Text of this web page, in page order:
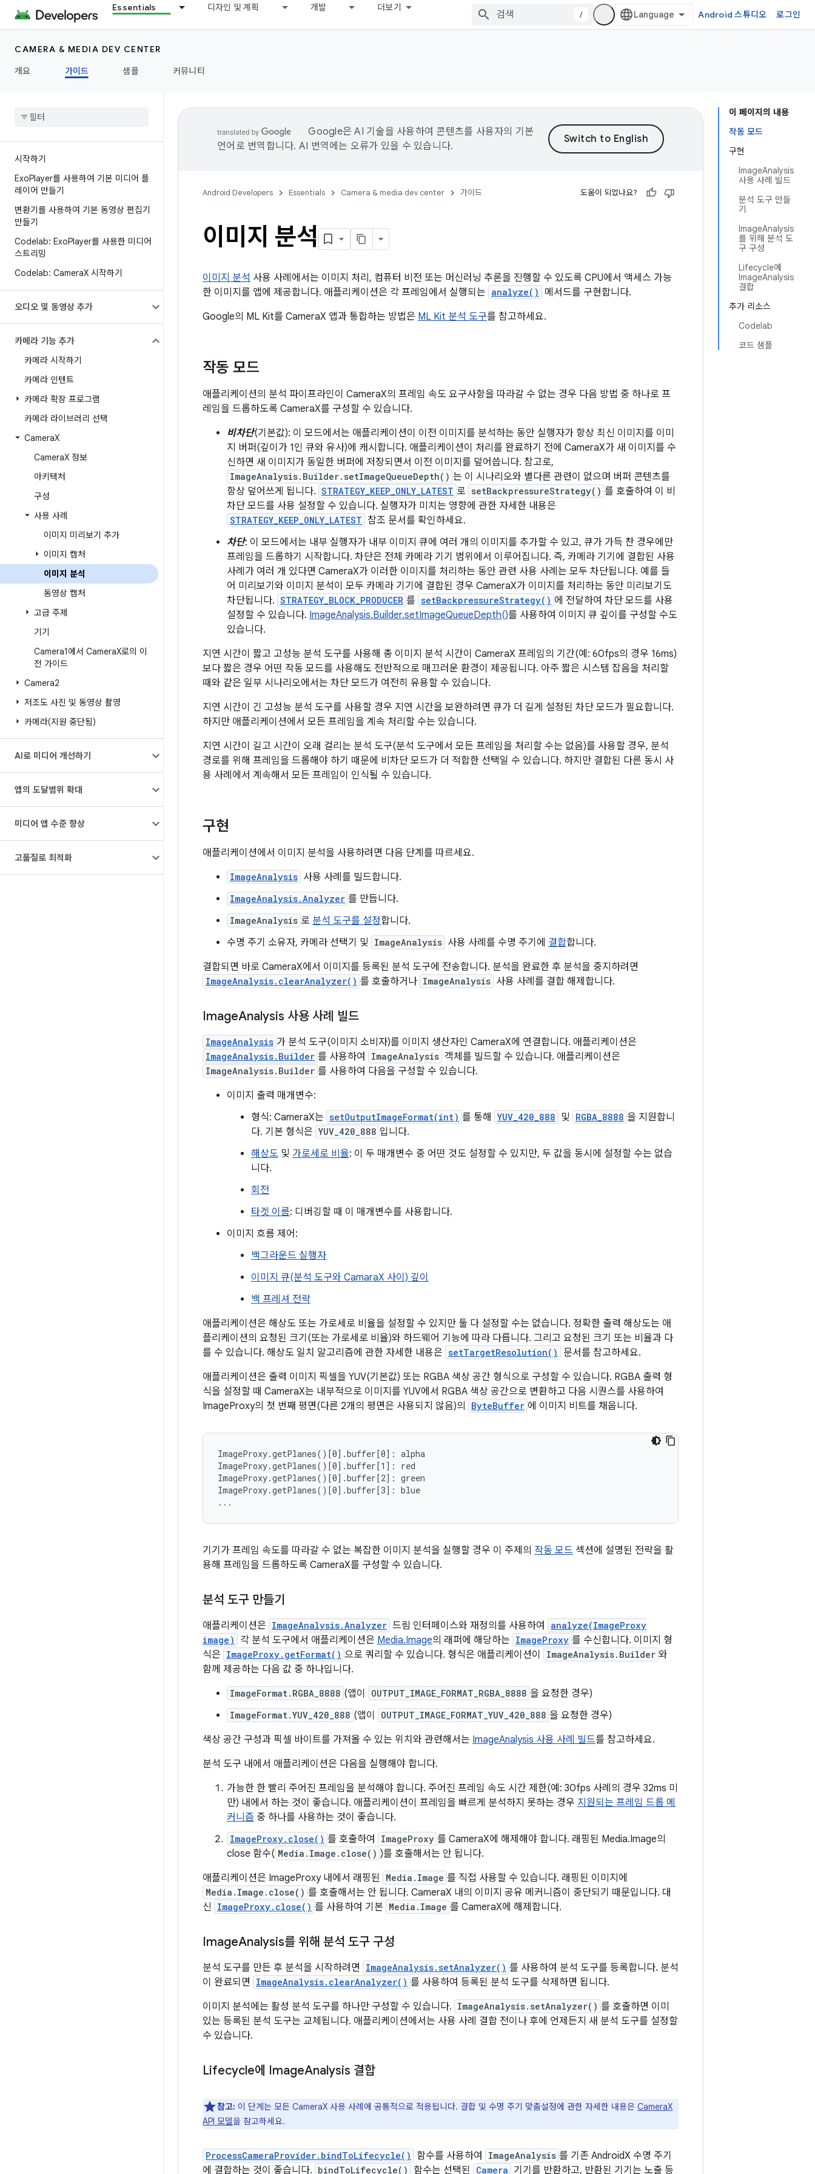
Essentials 디자인 및 계획 개발 더보기
/ Android 스튜디오 로그인
CAMERA & MEDIA DEV CENTER
개요
가이드 샘플 커뮤니티
시작하기
ExoPlayer를 사용하여 기본 미디어 플
레이어 만들기
변환기를 사용하여 기본 동영상 편집기
만들기
Codelab: ExoPlayer를 사용한 미디어
스트리밍
Codelab: CameraX 시작하기
오디오 및 동영상 추가
카메라 기능 추가
카메라 시작하기
카메라 인텐트
카메라 확장 프로그램
카메라 라이브러리 선택
CameraX
CameraX 정보
아키텍처
구성
사용 사례
이미지 미리보기 추가
이미지 캡처
이미지 분석
동영상 캡처
고급 주제
기기
Camera1에서 CameraX로의 이
전 가이드
Camera2
저조도 사진 및 동영상 촬영
카메라(지원 중단됨)
AI로 미디어 개선하기
앱의 도달범위 확대
미디어 앱 수준 향상
고품질로 최적화
이 페이지의 내용
작동 모드
구현
ImageAnalysis
사용 사례 빌드
분석 도구 만들
기
ImageAnalysis
를 위해 분석 도
구 구성
Lifecycle에
ImageAnalysis
결합
추가 리소스
Codelab
코드 샘플
Google은 AI 기술을 사용하여 콘텐츠를 사용자의 기본
언어로 번역합니다. AI 번역에는 오류가 있을 수 있습니다.
Android Developers Essentials Camera & media dev center 가이드 도움이 되었나요?
이미지 분석
이미지 분석 사용 사례에서는 이미지 처리, 컴퓨터 비전 또는 머신러닝 추론을 진행할 수 있도록 CPU에서 액세스 가능
한 이미지를 앱에 제공합니다. 애플리케이션은 각 프레임에서 실행되는 analyze()
메서드를 구현합니다.
Google의 ML Kit를 CameraX 앱과 통합하는 방법은 ML Kit 분석 도구를 참고하세요.
작동 모드
애플리케이션의 분석 파이프라인이 CameraX의 프레임 속도 요구사항을 따라갈 수 없는 경우 다음 방법 중 하나로 프
레임을 드롭하도록 CameraX를 구성할 수 있습니다.
비차단(기본값): 이 모드에서는 애플리케이션이 이전 이미지를 분석하는 동안 실행자가 항상 최신 이미지를 이미
지 버퍼(깊이가 1인 큐와 유사)에 캐시합니다. 애플리케이션이 처리를 완료하기 전에 CameraX가 새 이미지를 수
신하면 새 이미지가 동일한 버퍼에 저장되면서 이전 이미지를 덮어씁니다. 참고로,
ImageAnalysis.Builder.setImageQueueDepth() 는 이 시나리오와 별다른 관련이 없으며 버퍼 콘텐츠를
항상 덮어쓰게 됩니다. STRATEGY_KEEP_ONLY_LATEST 로 setBackpressureStrategy() 를 호출하여 이 비
차단 모드를 사용 설정할 수 있습니다. 실행자가 미치는 영향에 관한 자세한 내용은
STRATEGY_KEEP_ONLY_LATEST 참조 문서를 확인하세요.
차단: 이 모드에서는 내부 실행자가 내부 이미지 큐에 여러 개의 이미지를 추가할 수 있고, 큐가 가득 찬 경우에만
프레임을 드롭하기 시작합니다. 차단은 전체 카메라 기기 범위에서 이루어집니다. 즉, 카메라 기기에 결합된 사용
사례가 여러 개 있다면 CameraX가 이러한 이미지를 처리하는 동안 관련 사용 사례는 모두 차단됩니다. 예를 들
어 미리보기와 이미지 분석이 모두 카메라 기기에 결합된 경우 CameraX가 이미지를 처리하는 동안 미리보기도
차단됩니다. STRATEGY_BLOCK_PRODUCER 를 setBackpressureStrategy() 에 전달하여 차단 모드를 사용
설정할 수 있습니다. ImageAnalysis.Builder.setImageQueueDepth()를 사용하여 이미지 큐 깊이를 구성할 수도
있습니다.
지연 시간이 짧고 고성능 분석 도구를 사용해 총 이미지 분석 시간이 CameraX 프레임의 기간(예: 60fps의 경우 16ms)
보다 짧은 경우 어떤 작동 모드를 사용해도 전반적으로 매끄러운 환경이 제공됩니다. 아주 짧은 시스템 잡음을 처리할
때와 같은 일부 시나리오에서는 차단 모드가 여전히 유용할 수 있습니다.
지연 시간이 긴 고성능 분석 도구를 사용할 경우 지연 시간을 보완하려면 큐가 더 길게 설정된 차단 모드가 필요합니다.
하지만 애플리케이션에서 모든 프레임을 계속 처리할 수는 있습니다.
지연 시간이 길고 시간이 오래 걸리는 분석 도구(분석 도구에서 모든 프레임을 처리할 수는 없음)를 사용할 경우, 분석
경로를 위해 프레임을 드롭해야 하기 때문에 비차단 모드가 더 적합한 선택일 수 있습니다. 하지만 결합된 다른 동시 사
용 사례에서 계속해서 모든 프레임이 인식될 수 있습니다.
구현
애플리케이션에서 이미지 분석을 사용하려면 다음 단계를 따르세요.
ImageAnalysis 사용 사례를 빌드합니다.
ImageAnalysis.Analyzer 를 만듭니다.
ImageAnalysis 로 분석 도구를 설정합니다.
수명 주기 소유자, 카메라 선택기 및 ImageAnalysis 사용 사례를 수명 주기에 결합합니다.
결합되면 바로 CameraX에서 이미지를 등록된 분석 도구에 전송합니다. 분석을 완료한 후 분석을 중지하려면
ImageAnalysis.clearAnalyzer() 를 호출하거나 ImageAnalysis 사용 사례를 결합 해제합니다.
ImageAnalysis 사용 사례 빌드
ImageAnalysis 가 분석 도구(이미지 소비자)를 이미지 생산자인 CameraX에 연결합니다. 애플리케이션은
ImageAnalysis.Builder 를 사용하여 ImageAnalysis 객체를 빌드할 수 있습니다. 애플리케이션은
ImageAnalysis.Builder 를 사용하여 다음을 구성할 수 있습니다.
이미지 출력 매개변수:
형식: CameraX는 setOutputImageFormat(int) 를 통해 YUV_420_888 및 RGBA_8888 을 지원합니
다. 기본 형식은 YUV_420_888 입니다.
해상도 및 가로세로 비율: 이 두 매개변수 중 어떤 것도 설정할 수 있지만, 두 값을 동시에 설정할 수는 없습
니다.
회전
타겟 이름: 디버깅할 때 이 매개변수를 사용합니다.
이미지 흐름 제어:
백그라운드 실행자
이미지 큐(분석 도구와 CamaraX 사이) 깊이
백 프레셔 전략
애플리케이션은 해상도 또는 가로세로 비율을 설정할 수 있지만 둘 다 설정할 수는 없습니다. 정확한 출력 해상도는 애
플리케이션의 요청된 크기(또는 가로세로 비율)와 하드웨어 기능에 따라 다릅니다. 그리고 요청된 크기 또는 비율과 다
를 수 있습니다. 해상도 일치 알고리즘에 관한 자세한 내용은 setTargetResolution()
문서를 참고하세요.
애플리케이션은 출력 이미지 픽셀을 YUV(기본값) 또는 RGBA 색상 공간 형식으로 구성할 수 있습니다. RGBA 출력 형
식을 설정할 때 CameraX는 내부적으로 이미지를 YUV에서 RGBA 색상 공간으로 변환하고 다음 시퀀스를 사용하여
ImageProxy의 첫 번째 평면(다른 2개의 평면은 사용되지 않음)의
ByteBuffer 에 이미지 비트를 채웁니다.
ImageProxy.getPlanes()[0].buffer[0]: alpha
ImageProxy.getPlanes()[0].buffer[1]: red
ImageProxy.getPlanes()[0].buffer[2]: green
ImageProxy.getPlanes()[0].buffer[3]: blue
기기가 프레임 속도를 따라갈 수 없는 복잡한 이미지 분석을 실행할 경우 이 주제의 작동 모드 섹션에 설명된 전략을 활
용해 프레임을 드롭하도록 CameraX를 구성할 수 있습니다.
분석 도구 만들기
애플리케이션은 ImageAnalysis.Analyzer 드림 인터페이스와 재정의를 사용하여
analyze(ImageProxy
image)
각 분석 도구에서 애플리케이션은 Media.Image의 래퍼에 해당하는 ImageProxy 를 수신합니다. 이미지 형
식은 ImageProxy.getFormat() 으로 쿼리할 수 있습니다. 형식은 애플리케이션이 ImageAnalysis.Builder 와
함께 제공하는 다음 값 중 하나입니다.
ImageFormat.RGBA_8888 (앱이 OUTPUT_IMAGE_FORMAT_RGBA_8888 을 요청한 경우)
ImageFormat.YUV_420_888 (앱이 OUTPUT_IMAGE_FORMAT_YUV_420_888 을 요청한 경우)
색상 공간 구성과 픽셀 바이트를 가져올 수 있는 위치와 관련해서는 ImageAnalysis 사용 사례 빌드를 참고하세요.
분석 도구 내에서 애플리케이션은 다음을 실행해야 합니다.
가능한 한 빨리 주어진 프레임을 분석해야 합니다. 주어진 프레임 속도 시간 제한(예: 30fps 사례의 경우 32ms 미
만) 내에서 하는 것이 좋습니다. 애플리케이션이 프레임을 빠르게 분석하지 못하는 경우 지원되는 프레임 드롭 메
커니즘 중 하나를 사용하는 것이 좋습니다.
ImageProxy.close() 를 호출하여 ImageProxy 를 CameraX에 해제해야 합니다. 래핑된 Media.Image의
close 함수( Media.Image.close() )를 호출해서는 안 됩니다.
애플리케이션은 ImageProxy 내에서 래핑된 Media.Image 를 직접 사용할 수 있습니다. 래핑된 이미지에
Media.Image.close() 를 호출해서는 안 됩니다. CameraX 내의 이미지 공유 메커니즘이 중단되기 때문입니다. 대
신 ImageProxy.close() 를 사용하여 기본 Media.Image 를 CameraX에 해제합니다.
ImageAnalysis를 위해 분석 도구 구성
분석 도구를 만든 후 분석을 시작하려면 ImageAnalysis.setAnalyzer() 를 사용하여 분석 도구를 등록합니다. 분석
이 완료되면
ImageAnalysis.clearAnalyzer() 를 사용하여 등록된 분석 도구를 삭제하면 됩니다.
이미지 분석에는 활성 분석 도구를 하나만 구성할 수 있습니다. ImageAnalysis.setAnalyzer() 를 호출하면 이미
있는 등록된 분석 도구는 교체됩니다. 애플리케이션에서는 사용 사례 결합 전이나 후에 언제든지 새 분석 도구를 설정할
수 있습니다.
Lifecycle에 ImageAnalysis 결합
참고: 이 단계는 모든 CameraX 사용 사례에 공통적으로 적용됩니다. 결합 및 수명 주기 맞춤설정에 관한 자세한 내용은 CameraX
API 모델을 참고하세요.
ProcessCameraProvider.bindToLifecycle() 함수를 사용하여 ImageAnalysis 를 기존 AndroidX 수명 주기
에 결합하는 것이 좋습니다. bindToLifecycle() 함수는 선택된 Camera 기기를 반환하고, 반환된 기기는 노출 등